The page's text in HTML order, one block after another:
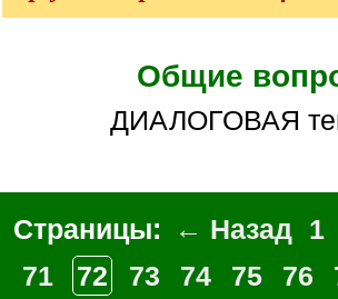
Общие
ДИАЛОГОВАЯ
Страницы: ← Назад 1
71
72 73 74 75 76